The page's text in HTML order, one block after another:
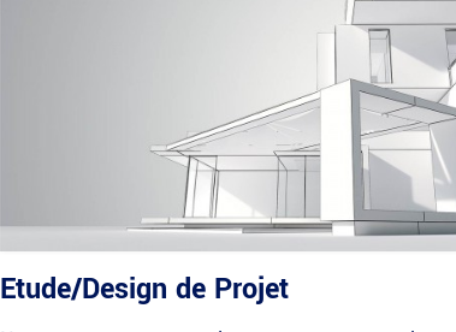
Etude/Design de Projet